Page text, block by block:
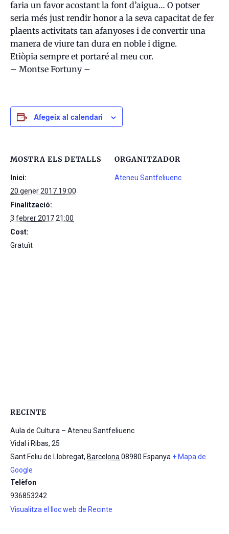
faria un favor acostant la font d’aigua… O potser
seria més just rendir honor a la seva capacitat de fer
plaents activitats tan afanyoses i de convertir una
manera de viure tan dura en noble i digne.
Etiòpia sempre et portaré al meu cor.
– Montse Fortuny –
Afegeix al calendari
MOSTRA ELS DETALLS
Inici:
20 gener 2017 19:00
Finalització:
3 febrer 2017 21:00
Cost:
Gratuït
ORGANITZADOR
Ateneu Santfeliuenc
RECINTE
Aula de Cultura – Ateneu Santfeliuenc
Vidal i Ribas, 25
Sant Feliu de Llobregat, Barcelona 08980 Espanya + Mapa de
Google
Telèfon
936853242
Visualitza el lloc web de Recinte